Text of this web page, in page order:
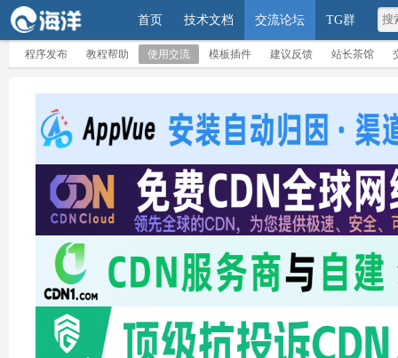
首页 技术文档 交流论坛 TG群
程序发布 教程帮助 使用交流 模板插件 建议反馈 站长茶馆